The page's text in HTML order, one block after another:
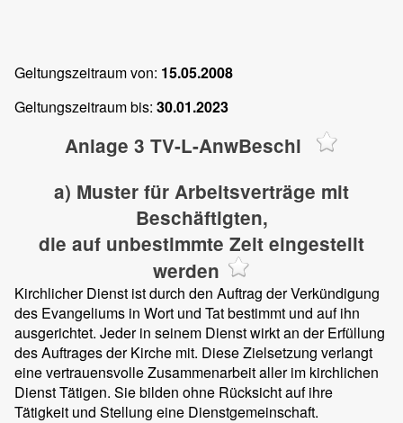
Geltungszeitraum von: 15.05.2008
Geltungszeitraum bis: 30.01.2023
Anlage 3 TV-L-AnwBeschl
a) Muster für Arbeitsverträge mit
Beschäftigten,
die auf unbestimmte Zeit eingestellt
werden
Kirchlicher Dienst ist durch den Auftrag der Verkündigung
des Evangeliums in Wort und Tat bestimmt und auf ihn
ausgerichtet. Jeder in seinem Dienst wirkt an der Erfüllung
des Auftrages der Kirche mit. Diese Zielsetzung verlangt
eine vertrauensvolle Zusammenarbeit aller im kirchlichen
Dienst Tätigen. Sie bilden ohne Rücksicht auf ihre
Tätigkeit und Stellung eine Dienstgemeinschaft.